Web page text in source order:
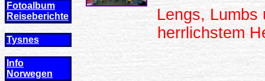
Fotoalbum
Reiseberichte
Tysnes
Info
Norwegen
Lengs, Lumbs
herrlichstem